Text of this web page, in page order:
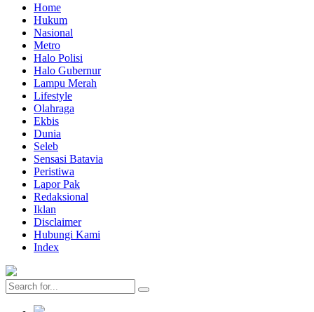
Home
Hukum
Nasional
Metro
Halo Polisi
Halo Gubernur
Lampu Merah
Lifestyle
Olahraga
Ekbis
Dunia
Seleb
Sensasi Batavia
Peristiwa
Lapor Pak
Redaksional
Iklan
Disclaimer
Hubungi Kami
Index